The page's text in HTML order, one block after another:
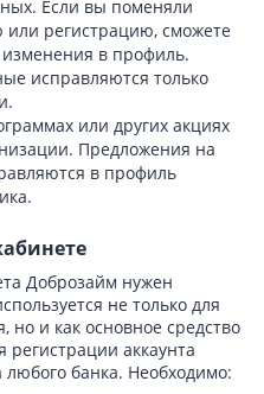
Если вы поменяли
регистрацию, сможете
изменения в профиль.
исправляются только
или других акциях
Предложения на
в профиль
Доброзайм нужен
не только для
но и как основное средство
аккаунта
любого банка. Необходимо: